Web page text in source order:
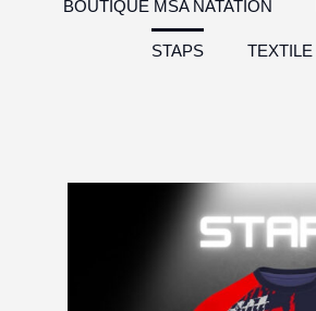
BOUTIQUE MSA NATATION
STAPS TEXTILE